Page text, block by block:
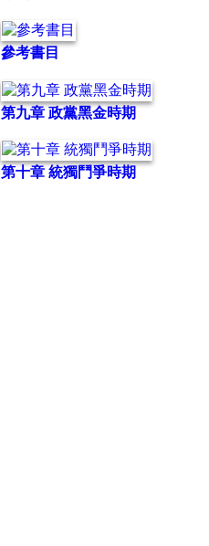
參考書目
第九章 政黨黑金時期
第十章 統獨鬥爭時期